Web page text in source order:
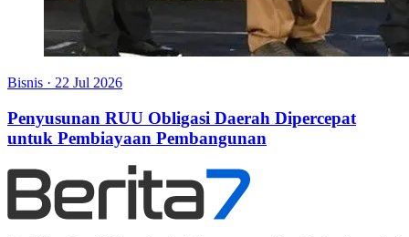
Bisnis · 22 Jul 2026
Penyusunan RUU Obligasi Daerah Dipercepat
untuk Pembiayaan Pembangunan